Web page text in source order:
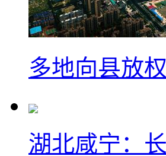
多地向县放
湖北咸宁：